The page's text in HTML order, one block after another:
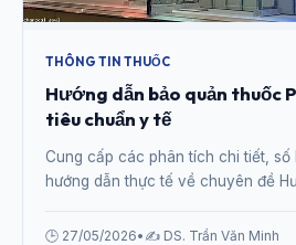
THÔNG TIN THUỐC
Hướng dẫn bảo quản thuốc
tiêu chuẩn y tế
Cung cấp các phân tích chi tiết, số
hướng dẫn thực tế về chuyên đề
🕒 27/05/2026• ✍️ DS. Trần Văn Minh